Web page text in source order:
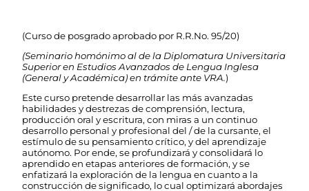
(Curso de posgrado aprobado por R.R.No. 95/20)
(Seminario homónimo al de la Diplomatura Universitaria
Superior en Estudios Avanzados de Lengua Inglesa
(General y Académica) en trámite ante VRA.)
Este curso pretende desarrollar las más avanzadas
habilidades y destrezas de comprensión, lectura,
producción oral y escritura, con miras a un continuo
desarrollo personal y profesional del / de la cursante, el
estímulo de su pensamiento crítico, y del aprendizaje
autónomo. Por ende, se profundizará y consolidará lo
aprendido en etapas anteriores de formación, y se
enfatizará la exploración de la lengua en cuanto a la
construcción de significado, lo cual optimizará abordajes